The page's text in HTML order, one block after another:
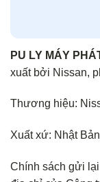
PU LY MÁY
xuất bởi Nissan,
Thương hiệu:
Xuất xứ: Nhật Bản
Chính sách gửi